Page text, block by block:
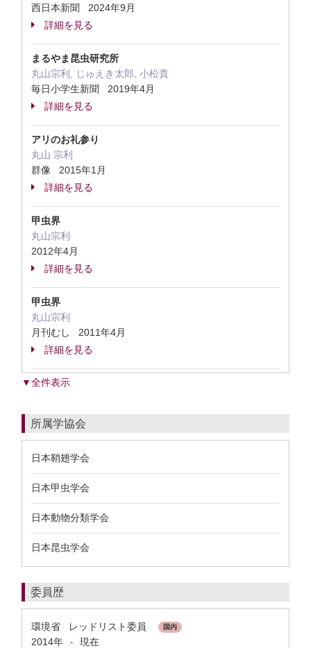
西日本新聞 2024年9月
詳細を見る
まるやま昆虫研究所
丸山宗利, じゅえき太郎, 小松貴
毎日小学生新聞 2019年4月
詳細を見る
アリのお礼参り
丸山 宗利
群像 2015年1月
詳細を見る
甲虫界
丸山宗利
2012年4月
詳細を見る
甲虫界
丸山宗利
月刊むし 2011年4月
詳細を見る
▼全件表示
所属学協会
日本鞘翅学会
日本甲虫学会
日本動物分類学会
日本昆虫学会
委員歴
環境省 レッドリスト委員 国内
2014年 -
現在